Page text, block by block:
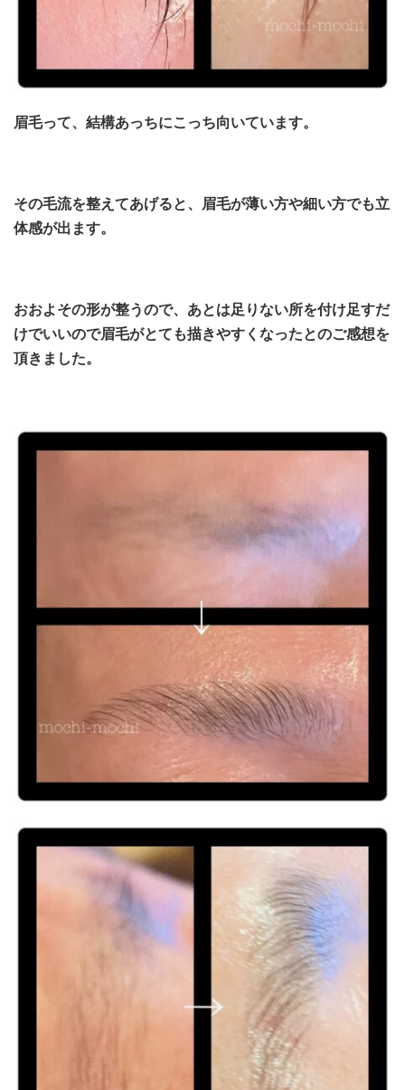
眉毛って、結構あっちにこっち向いています。
その毛流を整えてあげると、眉毛が薄い方や細い方でも立
体感が出ます。
おおよその形が整うので、あとは足りない所を付け足すだ
けでいいので眉毛がとても描きやすくなったとのご感想を
頂きました。